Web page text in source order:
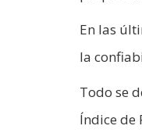
En las
la
Todo se
Índice de